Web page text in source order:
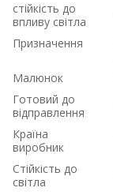
стійкість до
впливу світла
Призначення
Малюнок
Готовий до
відправлення
Країна
виробник
Стійкість до
світла